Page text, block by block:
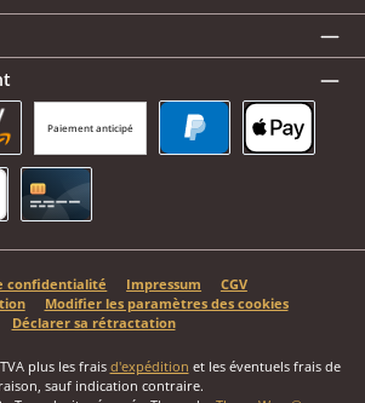
Paiement anticipé
Button
Pay
confidentialité Impressum
CGV
Modifier les paramètres des cookies
Déclarer sa rétractation
plus les frais d'expédition et les éventuels frais de
sauf indication contraire.